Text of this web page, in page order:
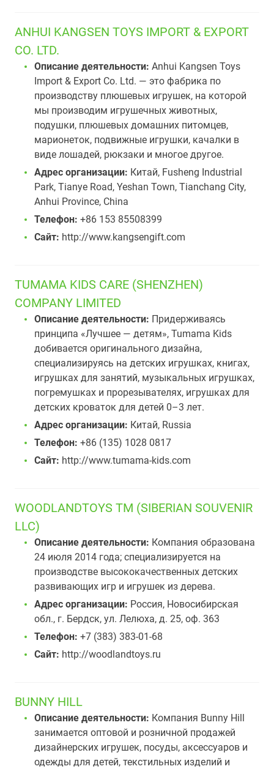
ANHUI KANGSEN TOYS IMPORT & EXPORT
CO. LTD.
Описание деятельности: Anhui Kangsen Toys
Import & Export Co. Ltd. — это фабрика по
производству плюшевых игрушек, на которой
мы производим игрушечных животных,
подушки, плюшевых домашних питомцев,
марионеток, подвижные игрушки, качалки в
виде лошадей, рюкзаки и многое другое.
Адрес организации: Китай, Fusheng Industrial
Park, Tianye Road, Yeshan Town, Tianchang City,
Anhui Province, China
Телефон: +86 153 85508399
Сайт: http://www.kangsengift.com
TUMAMA KIDS CARE (SHENZHEN)
COMPANY LIMITED
Описание деятельности: Придерживаясь
принципа «Лучшее — детям», Tumama Kids
добивается оригинального дизайна,
специализируясь на детских игрушках, книгах,
игрушках для занятий, музыкальных игрушках,
погремушках и прорезывателях, игрушках для
детских кроваток для детей 0–3 лет.
Адрес организации: Китай, Russia
Телефон: +86 (135) 1028 0817
Сайт: http://www.tumama-kids.com
WOODLANDTOYS TM (SIBERIAN SOUVENIR
LLC)
Описание деятельности: Компания образована
24 июля 2014 года; специализируется на
производстве высококачественных детских
развивающих игр и игрушек из дерева.
Адрес организации: Россия, Новосибирская
обл., г. Бердск, ул. Лелюха, д. 25, оф. 363
Телефон: +7 (383) 383-01-68
Сайт: http://woodlandtoys.ru
BUNNY HILL
Описание деятельности: Компания Bunny Hill
занимается оптовой и розничной продажей
дизайнерских игрушек, посуды, аксессуаров и
одежды для детей, текстильных изделий и